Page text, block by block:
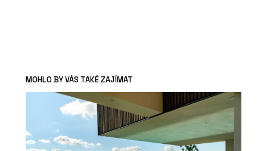
MOHLO BY VÁS TAKÉ ZAJÍMAT